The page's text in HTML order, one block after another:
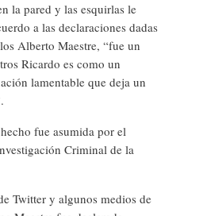
la pared y las esquirlas le
a las declaraciones dadas
Alberto Maestre, “fue un
Ricardo es como un
lamentable que deja un
fue asumida por el
Criminal de la
Twitter y algunos medios de